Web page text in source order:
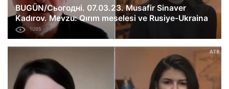
BUGÜN/Сьогодні. 07.03.23. Musafir Sinaver
Kadırov. Mevzu: Qırım meselesi ve Rusiye-Ukraina
savaşı. 378-ci künü.
1095